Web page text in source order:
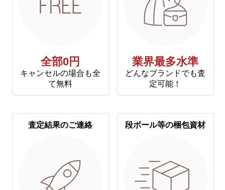
全部0円
キャンセルの場合も全
て無料
業界最多水準
どんなブランドでも査
定可能！
査定結果のご連絡 段ボール等の梱包資材